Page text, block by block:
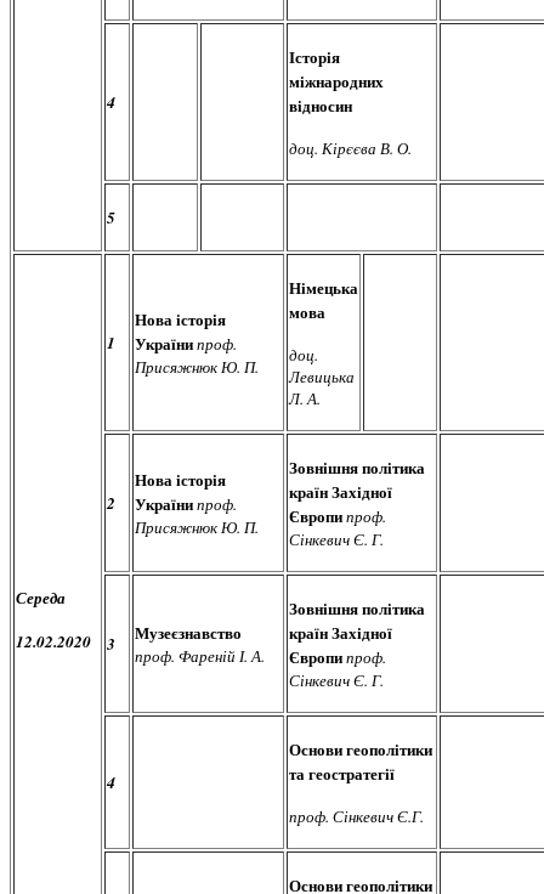
4
Історія
міжнародних
відносин
доц. Кірєєва В. О.
5
Середа
12.02.2020
1
Нова історія
Українипроф.
Присяжнюк Ю. П.
Німецька
мова
доц.
Левицька
Л. А.
2
Нова історія
Українипроф.
Присяжнюк Ю. П.
Зовнішня політика
країн Західної
Європипроф.
Сінкевич Є. Г.
3 Музеєзнавство
проф. Фареній І. А.
Зовнішня політика
країн Західної
Європипроф.
Сінкевич Є. Г.
4
Основи геополітики
та геостратегії
проф. Сінкевич Є.Г.
Основи геополітики